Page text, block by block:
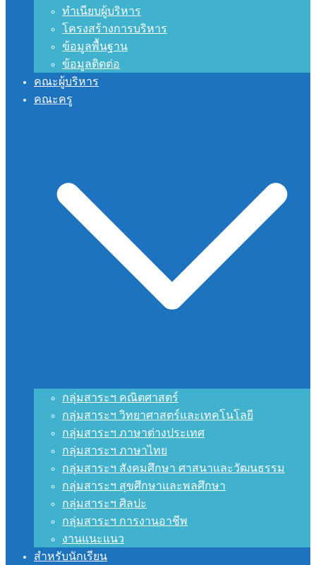
ทำเนียบผู้บริหาร
โครงสร้างการบริหาร
ข้อมูลพื้นฐาน
ข้อมูลติดต่อ
คณะผู้บริหาร
คณะครู
กลุ่มสาระฯ คณิตศาสตร์
กลุ่มสาระฯ วิทยาศาสตร์และเทคโนโลยี
กลุ่มสาระฯ ภาษาต่างประเทศ
กลุ่มสาระฯ ภาษาไทย
กลุ่มสาระฯ สังคมศึกษา ศาสนาและวัฒนธรรม
กลุ่มสาระฯ สุขศึกษาและพลศึกษา
กลุ่มสาระฯ ศิลปะ
กลุ่มสาระฯ การงานอาชีพ
งานแนะแนว
สำหรับนักเรียน